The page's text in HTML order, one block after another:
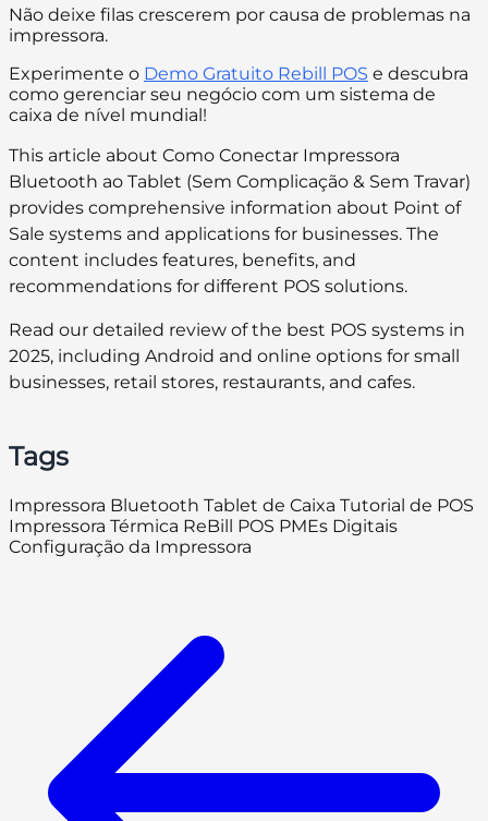
Não deixe filas crescerem por causa de problemas na
impressora.
Experimente o Demo Gratuito Rebill POS e descubra
como gerenciar seu negócio com um sistema de
caixa de nível mundial!
This article about Como Conectar Impressora
Bluetooth ao Tablet (Sem Complicação & Sem Travar)
provides comprehensive information about Point of
Sale systems and applications for businesses. The
content includes features, benefits, and
recommendations for different POS solutions.
Read our detailed review of the best POS systems in
2025, including Android and online options for small
businesses, retail stores, restaurants, and cafes.
Tags
Impressora Bluetooth Tablet de Caixa Tutorial de POS
Impressora Térmica ReBill POS PMEs Digitais
Configuração da Impressora